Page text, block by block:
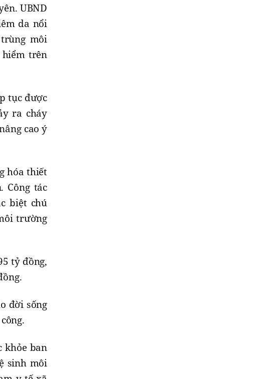
UBND
da nổi
môi
trên
tục được
ra cháy
cao ý
hóa thiết
Công tác
biệt chú
trường
tỷ đồng,
đời sống
khỏe ban
sinh môi